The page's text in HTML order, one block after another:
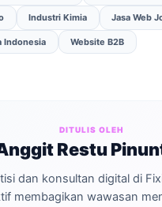
Industri Kimia Jasa Web
Indonesia Website B2B
DITULIS OLEH
Restu
dan konsultan digital di
membagikan wawasan